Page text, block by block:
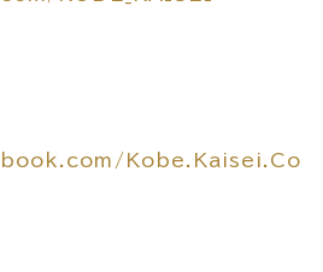
Kobe.Kaisei.Co